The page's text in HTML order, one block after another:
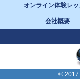
オンライン体験レッ
会社概要
© 2017